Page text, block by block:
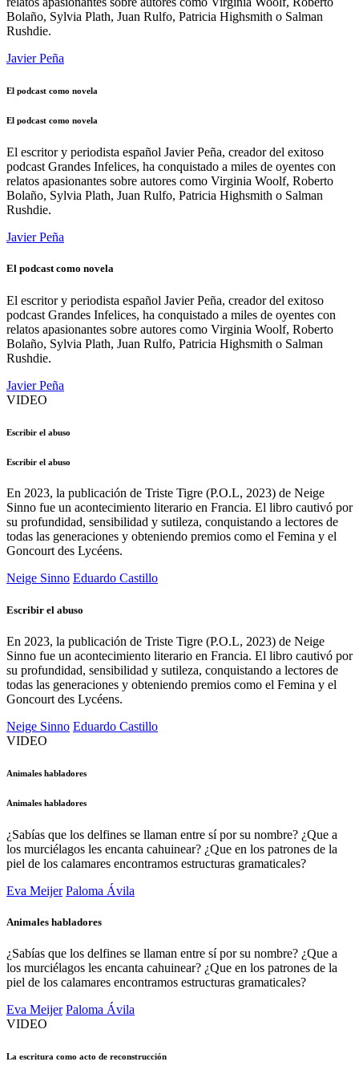
Bolaño, Sylvia Plath, Juan Rulfo, Patricia Highsmith o Salman
Rushdie.
Javier Peña
El podcast como novela
El podcast como novela
El escritor y periodista español Javier Peña, creador del exitoso
podcast Grandes Infelices, ha conquistado a miles de oyentes con
relatos apasionantes sobre autores como Virginia Woolf, Roberto
Bolaño, Sylvia Plath, Juan Rulfo, Patricia Highsmith o Salman
Rushdie.
Javier Peña
El podcast como novela
El escritor y periodista español Javier Peña, creador del exitoso
podcast Grandes Infelices, ha conquistado a miles de oyentes con
relatos apasionantes sobre autores como Virginia Woolf, Roberto
Bolaño, Sylvia Plath, Juan Rulfo, Patricia Highsmith o Salman
Rushdie.
Javier Peña
VIDEO
Escribir el abuso
Escribir el abuso
En 2023, la publicación de Triste Tigre (P.O.L, 2023) de Neige
Sinno fue un acontecimiento literario en Francia. El libro cautivó por
su profundidad, sensibilidad y sutileza, conquistando a lectores de
todas las generaciones y obteniendo premios como el Femina y el
Goncourt des Lycéens.
Neige Sinno Eduardo Castillo
Escribir el abuso
En 2023, la publicación de Triste Tigre (P.O.L, 2023) de Neige
Sinno fue un acontecimiento literario en Francia. El libro cautivó por
su profundidad, sensibilidad y sutileza, conquistando a lectores de
todas las generaciones y obteniendo premios como el Femina y el
Goncourt des Lycéens.
Neige Sinno Eduardo Castillo
VIDEO
Animales habladores
Animales habladores
¿Sabías que los delfines se llaman entre sí por su nombre? ¿Que a
los murciélagos les encanta cahuinear? ¿Que en los patrones de la
piel de los calamares encontramos estructuras gramaticales?
Eva Meijer Paloma Ávila
Animales habladores
¿Sabías que los delfines se llaman entre sí por su nombre? ¿Que a
los murciélagos les encanta cahuinear? ¿Que en los patrones de la
piel de los calamares encontramos estructuras gramaticales?
Eva Meijer Paloma Ávila
VIDEO
La escritura como acto de reconstrucción